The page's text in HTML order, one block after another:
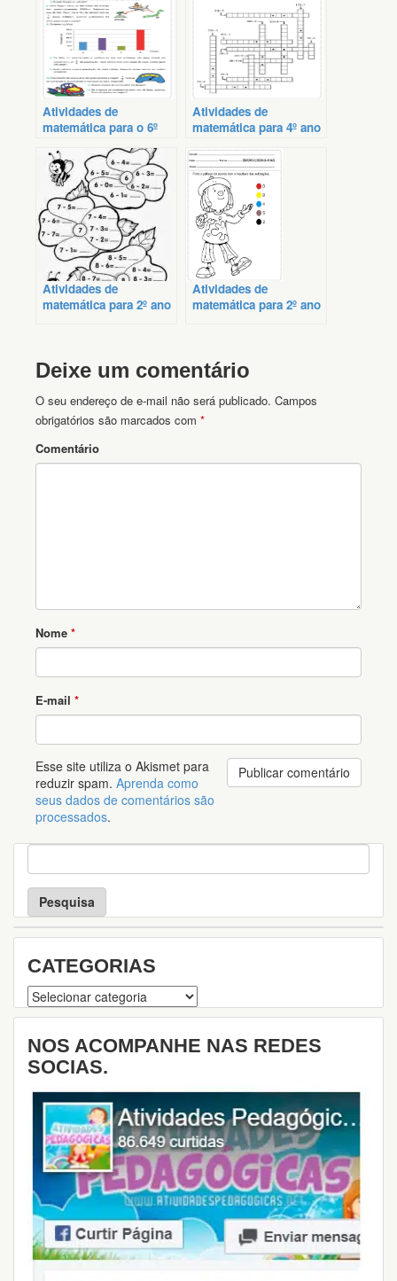
Atividades de
matemática para o 6º
Atividades de
matemática para 4º ano
Atividades de
matemática para 2º ano
Atividades de
matemática para 2º ano
Deixe um comentário
O seu endereço de e-mail não será publicado. Campos
obrigatórios são marcados com *
Comentário
Nome *
E-mail *
Esse site utiliza o Akismet para
reduzir spam. Aprenda como
seus dados de comentários são
processados.
P
e
s
u
i
a
CATEGORIAS
Categorias
NOS ACOMPANHE NAS REDES
SOCIAS.